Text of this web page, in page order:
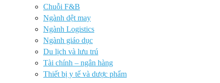
Chuỗi F&B
Ngành dệt may
Ngành Logistics
Ngành giáo dục
Du lịch và lưu trú
Tài chính – ngân hàng
Thiết bị y tế và dược phẩm